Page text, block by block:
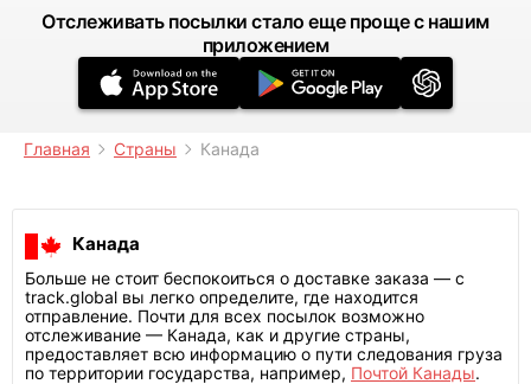
Отслеживать посылки стало еще проще с нашим
приложением
Главная Страны Канада
Канада
Больше не стоит беспокоиться о доставке заказа — с
track.global вы легко определите, где находится
отправление. Почти для всех посылок возможно
отслеживание — Канада, как и другие страны,
предоставляет всю информацию о пути следования груза
по территории государства, например, Почтой Канады.